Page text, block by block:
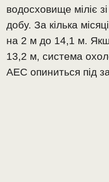
водосховище міліє
добу. За кілька
на 2 м до 14,1 м.
13,2 м, система
АЕС опиниться під